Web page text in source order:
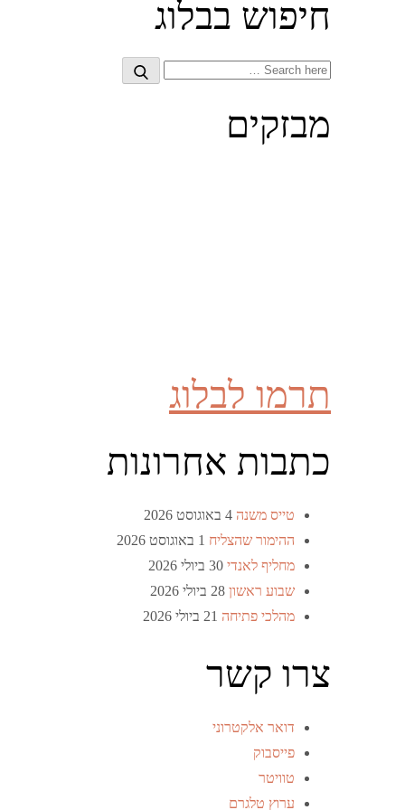
חיפוש בבלוג
Search
Search
מבזקים
תרמו לבלוג
כתבות אחרונות
טייס משנה 4 באוגוסט 2026
ההימור שהצליח 1 באוגוסט 2026
מחליף לאנדי 30 ביולי 2026
שבוע ראשון 28 ביולי 2026
מהלכי פתיחה 21 ביולי 2026
צרו קשר
דואר אלקטרוני
פייסבוק
טוויטר
ערוץ טלגרם